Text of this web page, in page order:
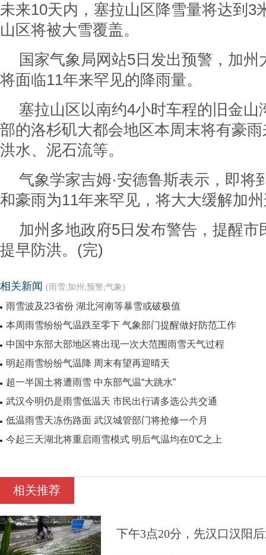
未来10天内，塞拉山区降雪量将达到3
山区将被大雪覆盖。
国家气象局网站5日发出预警，加州
将面临11年来罕见的降雨量。
塞拉山区以南约4小时车程的旧金山
部的洛杉矶大都会地区本周末将有豪
洪水、泥石流等。
气象学家吉姆·安德鲁斯表示，即将
和豪雨为11年来罕见，将大大缓解加
加州多地政府5日发布警告，提醒市
提早防洪。(完)
相关新闻 (雨雪;加州;预警;气象)
雨雪波及23省份 湖北河南等暴雪或破极值
本周雨雪纷纷气温跌至零下 气象部门提醒做好防范工作
中国中东部大部地区将出现一次大范围雨雪天气过程
明起雨雪纷纷气温降 周末有望再迎晴天
超一半国土将遭雨雪 中东部气温“大跳水”
武汉今明仍是雨雪低温天 市民出行请多选公共交通
低温雨雪天冻伤路面 武汉城管部门将抢修一个月
今起三天湖北将重启雨雪模式 明后气温均在0℃之上
相关推荐
下午3点20分，先汉口汉阳